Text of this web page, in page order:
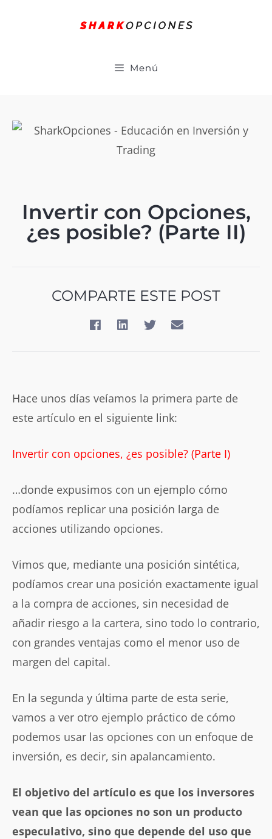
Menú
Invertir con Opciones,
¿es posible? (Parte II)
COMPARTE ESTE POST
Hace unos días veíamos la primera parte de
este artículo en el siguiente link:
Invertir con opciones, ¿es posible? (Parte I)
…donde expusimos con un ejemplo cómo
podíamos replicar una posición larga de
acciones utilizando opciones.
Vimos que, mediante una posición sintética,
podíamos crear una posición exactamente igual
a la compra de acciones, sin necesidad de
añadir riesgo a la cartera, sino todo lo contrario,
con grandes ventajas como el menor uso de
margen del capital.
En la segunda y última parte de esta serie,
vamos a ver otro ejemplo práctico de cómo
podemos usar las opciones con un enfoque de
inversión, es decir, sin apalancamiento.
El objetivo del artículo es que los inversores
vean que las opciones no son un producto
especulativo, sino que depende del uso que